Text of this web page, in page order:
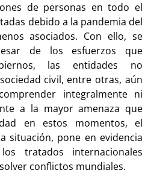
de personas en todo el
debido a la pandemia del
asociados. Con ello, se
de los esfuerzos que
las entidades no
civil, entre otras, aún
integralmente ni
a la mayor amenaza que
en estos momentos, el
situación, pone en evidencia
tratados internacionales
conflictos mundiales.